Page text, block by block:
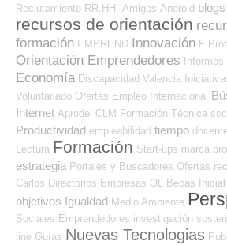
Reclutamiento RR.HH. Amigos Android blogs
recursos de orientación
formación EMPREND Innovación F
Orientación Emprendedores Informes
Economía Discapacidad Valencia
Voluntariado Ofertas Empleo Internacional
Internet Aprodel CLM Formación Técnica
Productividad empleabilidad tiempo
Lectura Formación Start-ups marca
estrategia Portales y Buscadores Ofertas
Carlos Directorios Empresas OL Becas
objetivos Igualdad Medio Ambiente
Sociales Emprendedores investigación
line Guías Nuevas Tecnologias